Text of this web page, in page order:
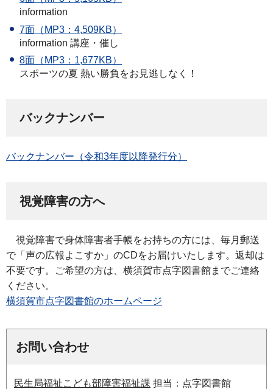
information
7面（MP3：4,509KB）
information 講座・催し
8面（MP3：1,677KB）
スポーツの夏 熱い勝負をお見逃しなく！
バックナンバー
バックナンバー（令和3年度以降発行分）
視覚障害の方へ
視覚障害で身体障害者手帳をお持ちの方には、毎月郵送
で「声の広報よこすか」のCDをお届けいたします。返却は
不要です。ご希望の方は、横須賀市点字図書館までご連絡
ください。
横須賀市点字図書館のホームページ
お問い合わせ
民生局福祉こども部障害福祉課 担当：点字図書館